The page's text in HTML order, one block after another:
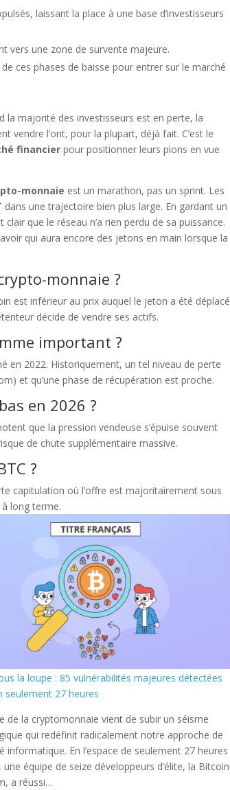
laissant la place à une base d’investisseurs
vers une zone de survente majeure.
ces phases de baisse pour entrer sur le marché
la majorité des investisseurs est en perte, la
vendre l’ont, pour la plupart, déjà fait. C’est le
financier pour positionner leurs pions en vue
monnaie est un marathon, pas un sprint. Les
une trajectoire bien plus large. En gardant un
que le réseau n’a rien perdu de sa puissance.
qui aura encore des jetons en main lorsque la
monnaie ?
est inférieur au prix auquel le jeton a été déplacé
décide de vendre ses actifs.
important ?
en 2022. Historiquement, un tel niveau de perte
et qu’une phase de récupération est proche.
en 2026 ?
que la pression vendeuse s’épuise souvent
de chute supplémentaire massive.
?
capitulation où l’offre est majoritairement sous
à long terme.
la loupe : 85 vulnérabilités majeures détectées
seulement 27 heures
de la cryptomonnaie vient de subir un séisme
qui redéfinit radicalement notre approche de
informatique. En l’espace de seulement 27 heures
une équipe de seize développeurs d’élite, la Bitcoin
a réussi…